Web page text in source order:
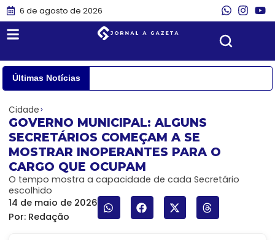
6 de agosto de 2026
Últimas Notícias
Cidade
GOVERNO MUNICIPAL: ALGUNS
SECRETÁRIOS COMEÇAM A SE
MOSTRAR INOPERANTES PARA O
CARGO QUE OCUPAM
O tempo mostra a capacidade de cada Secretário
escolhido
14 de maio de 2026
Por: Redação